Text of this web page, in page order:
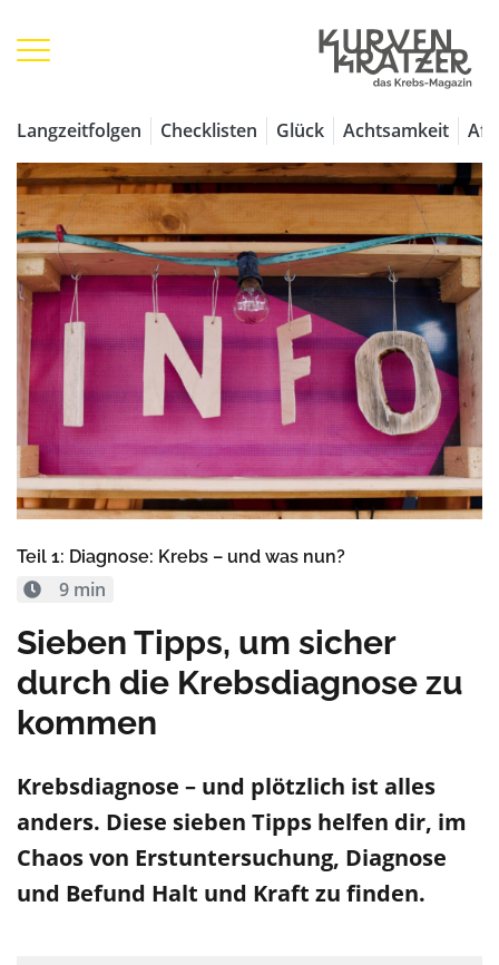
Langzeitfolgen Checklisten Glück Achtsamkeit
Teil 1: Diagnose: Krebs – und was nun?
9 min
Sieben Tipps, um sicher
durch die Krebsdiagnose zu
kommen
Krebsdiagnose – und plötzlich ist alles
anders. Diese sieben Tipps helfen dir, im
Chaos von Erstuntersuchung, Diagnose
und Befund Halt und Kraft zu finden.